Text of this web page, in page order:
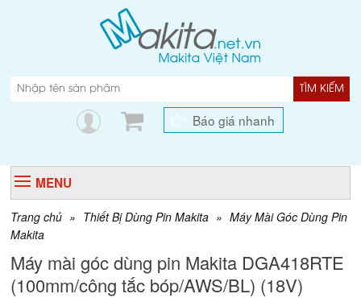
TÌM KIẾM
Báo giá nhanh
MENU
Trang chủ » Thiết Bị Dùng Pin Makita » Máy Mài Góc Dùng Pin
Makita
Máy mài góc dùng pin Makita DGA418RTE
(100mm/công tắc bóp/AWS/BL) (18V)